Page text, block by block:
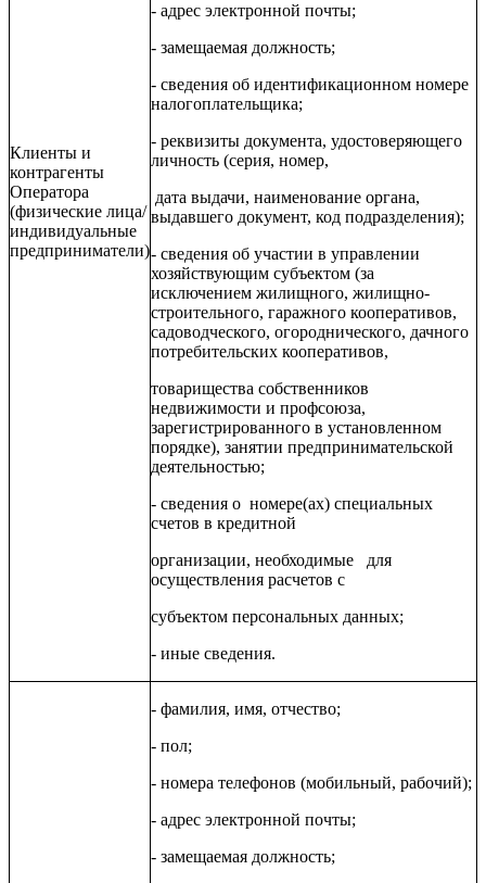
Клиенты и
контрагенты
Оператора
(физические лица/
индивидуальные
предприниматели)
- адрес электронной почты;
- замещаемая должность;
- сведения об идентификационном номере
налогоплательщика;
- реквизиты документа, удостоверяющего
личность (серия, номер,
дата выдачи, наименование органа,
выдавшего документ, код подразделения);
- сведения об участии в управлении
хозяйствующим субъектом (за
исключением жилищного, жилищно-
строительного, гаражного кооперативов,
садоводческого, огороднического, дачного
потребительских кооперативов,
товарищества собственников
недвижимости и профсоюза,
зарегистрированного в установленном
порядке), занятии предпринимательской
деятельностью;
- сведения о номере(ах) специальных
счетов в кредитной
организации, необходимые для
осуществления расчетов с
субъектом персональных данных;
- иные сведения.
- фамилия, имя, отчество;
- пол;
- номера телефонов (мобильный, рабочий);
- адрес электронной почты;
- замещаемая должность;